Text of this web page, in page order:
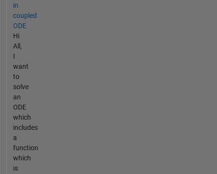
in
coupled
ODE
Hi
All,
I
want
to
solve
an
ODE
which
includes
a
function
which
is